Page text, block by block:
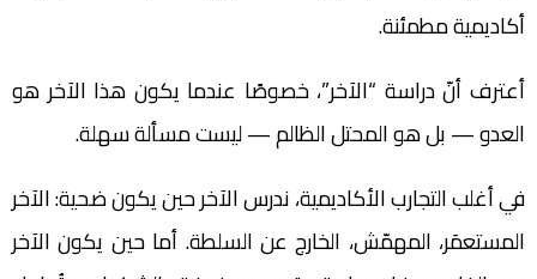
أكاديمية مطمئنة.
أعترف أنّ دراسة “الآخر”، خصوصًا عندما يكون هذا الآخر هو
العدو — بل هو المحتل الظالم — ليست مسألة سهلة.
في أغلب التجارب الأكاديمية، ندرس الآخر حين يكون ضحية: الآخر
المستعمَر، المهمّش، الخارج عن السلطة. أما حين يكون الآخر